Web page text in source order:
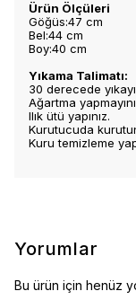
Ürün Ölçüleri
Göğüs:47 cm
Bel:44 cm
Boy:40 cm
Yıkama Talimatı:
30 derecede
Ağartma
Ilık ütü yapınız.
Kurutucuda
Kuru temizleme
Yorumlar
Bu ürün için henüz